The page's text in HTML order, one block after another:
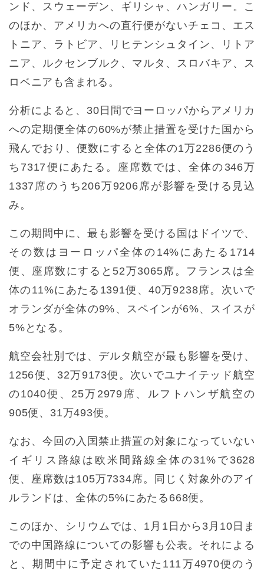
ンド、スウェーデン、ギリシャ、ハンガリー。こ
のほか、アメリカへの直行便がないチェコ、エス
トニア、ラトビア、リヒテンシュタイン、リトア
ニア、ルクセンブルク、マルタ、スロバキア、ス
ロベニアも含まれる。
分析によると、30日間でヨーロッパからアメリカ
への定期便全体の60%が禁止措置を受けた国から
飛んでおり、便数にすると全体の1万2286便のう
ち7317便にあたる。座席数では、全体の346万
1337席のうち206万9206席が影響を受ける見込
み。
この期間中に、最も影響を受ける国はドイツで、
その数はヨーロッパ全体の14%にあたる1714
便、座席数にすると52万3065席。フランスは全
体の11%にあたる1391便、40万9238席。次いで
オランダが全体の9%、スペインが6%、スイスが
5%となる。
航空会社別では、デルタ航空が最も影響を受け、
1256便、32万9173便。次いでユナイテッド航空
の1040便、25万2979席、ルフトハンザ航空の
905便、31万493便。
なお、今回の入国禁止措置の対象になっていない
イギリス路線は欧米間路線全体の31%で3628
便、座席数は105万7334席。同じく対象外のアイ
ルランドは、全体の5%にあたる668便。
このほか、シリウムでは、1月1日から3月10日ま
での中国路線についての影響も公表。それによる
と、期間中に予定されていた111万4970便のう